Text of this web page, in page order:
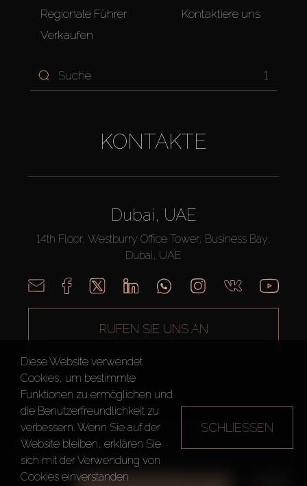
Regionale Führer
Verkaufen
Kontaktiere uns
1
KONTAKTE
Dubai, UAE
14th Floor, Westburry Office Tower, Business Bay,
Dubai, UAE
RUFEN SIE UNS AN
AX CAPITAL ©2026 Alle Rechte vorbehalten
Nutzungsbedingungen
Datenschutzrichtlinie Seitenverzeichnis
Diese Website verwendet
Cookies, um bestimmte
Funktionen zu ermöglichen und
die Benutzerfreundlichkeit zu
verbessern. Wenn Sie auf der
Website bleiben, erklären Sie
sich mit der Verwendung von
Cookies einverstanden.
SCHLIESSEN